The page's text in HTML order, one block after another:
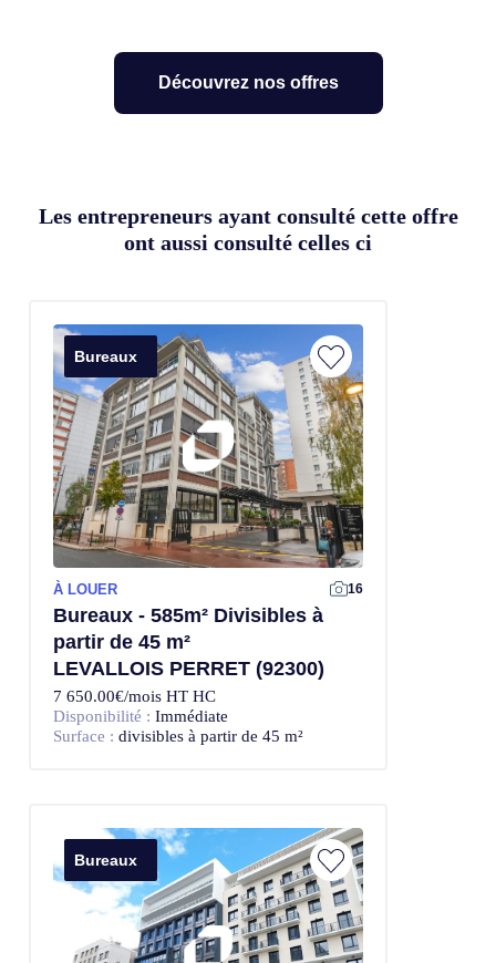
Découvrez nos offres
Les entrepreneurs ayant consulté cette offre
ont aussi consulté celles ci
Bureaux
Offre Exclusive
À LOUER 16
Bureaux - 585m² Divisibles à
partir de 45 m²
LEVALLOIS PERRET (92300)
7 650.00€/mois HT HC
Disponibilité : Immédiate
Surface : divisibles à partir de 45 m²
Bureaux